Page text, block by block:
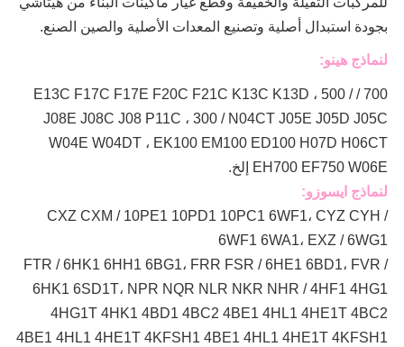
بجودة استبدال أصلية وتصنيع المعدات الأصلية والصين الصنع.
لنماذج هينو:
700 / E13C F17C F17E F20C F21C K13C K13D ، 500 /
J08E J08C J08 P11C ، 300 / N04CT J05E J05D J05C
W04E W04DT ، EK100 EM100 ED100 H07D H06CT
EH700 EF750 W06E إلخ.
لنماذج ايسوزو:
CXZ CXM / 10PE1 10PD1 10PC1 6WF1، CYZ CYH /
6WF1 6WA1، EXZ / 6WG1
FTR / 6HK1 6HH1 6BG1، FRR FSR / 6HE1 6BD1، FVR /
6HK1 6SD1T، NPR NQR NLR NKR NHR / 4HF1 4HG1
4HG1T 4HK1 4BD1 4BC2 4BE1 4HL1 4HE1T 4BC2
4BE1 4HL1 4HE1T 4KFSH1 4BE1 4HL1 4HE1T 4KFSH1